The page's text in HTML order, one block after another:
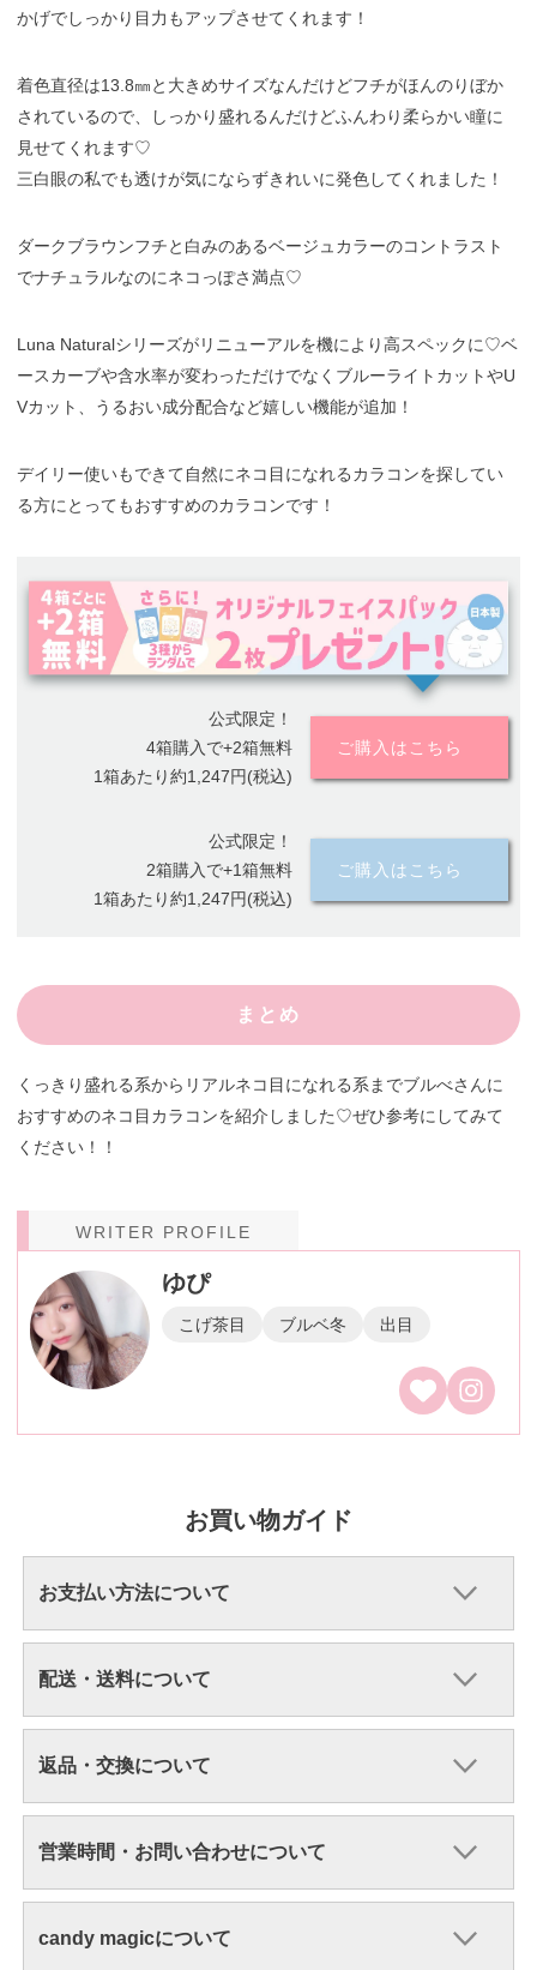
かげでしっかり目力もアップさせてくれます！
着色直径は13.8㎜と大きめサイズなんだけどフチがほんのりぼか
されているので、しっかり盛れるんだけどふんわり柔らかい瞳に
見せてくれます♡
三白眼の私でも透けが気にならずきれいに発色してくれました！
ダークブラウンフチと白みのあるベージュカラーのコントラスト
でナチュラルなのにネコっぽさ満点♡
Luna Naturalシリーズがリニューアルを機により高スペックに♡ベ
ースカーブや含水率が変わっただけでなくブルーライトカットやU
Vカット、うるおい成分配合など嬉しい機能が追加！
デイリー使いもできて自然にネコ目になれるカラコンを探してい
る方にとってもおすすめのカラコンです！
公式限定！
4箱購入で+2箱無料
1箱あたり約1,247円(税込)
ご購入はこちら
公式限定！
2箱購入で+1箱無料
1箱あたり約1,247円(税込)
ご購入はこちら
まとめ
くっきり盛れる系からリアルネコ目になれる系までブルべさんに
おすすめのネコ目カラコンを紹介しました♡ぜひ参考にしてみて
ください！！
WRITER PROFILE
ゆぴ
こげ茶目 ブルベ冬 出目
お買い物ガイド
お支払い方法について
配送・送料について
返品・交換について
営業時間・お問い合わせについて
candy magicについて